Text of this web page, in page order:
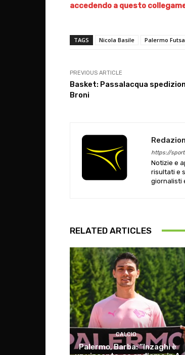
accedendo a questo
TAGS Nicola Basile Palermo
PREVIOUS ARTICLE
Basket: Passalacqua
Broni
https://
Notizie e
risultati e
giornalisti
RELATED ARTICLES
CALCIO
Palermo, Barba: “Inzaghi è